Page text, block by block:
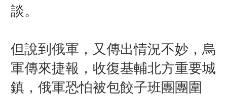
談。
但說到俄軍，又傳出情況不妙，烏
軍傳來捷報，收復基輔北方重要城
鎮，俄軍恐怕被包餃子班團團圍